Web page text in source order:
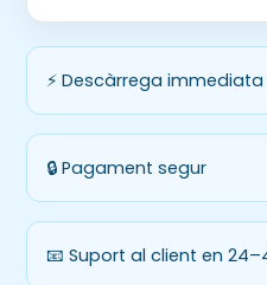
⚡ Descàrrega
🔒 Pagament segur
📧 Suport al client en